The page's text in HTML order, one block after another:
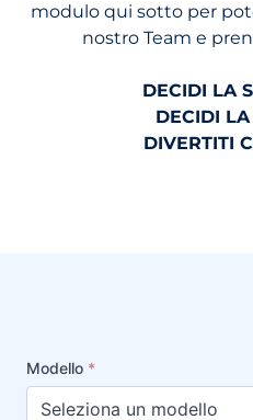
modulo qui sotto per
nostro Team e
DECIDI LA
DECIDI
DIVERTITI
Modello *